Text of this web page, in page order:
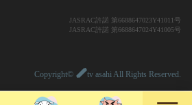
JASRAC許諾 第6688647023Y41011号
JASRAC許諾 第6688647024Y41005号
Copyright© tv asahi All Rights Reserved.